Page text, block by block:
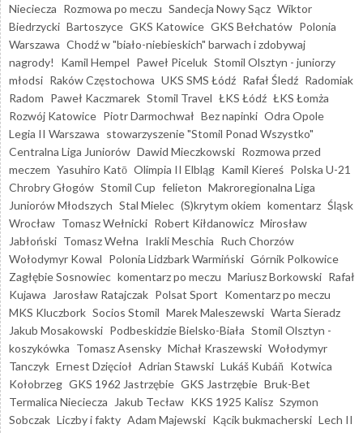
Nieciecza Rozmowa po meczu Sandecja Nowy Sącz Wiktor
Biedrzycki Bartoszyce GKS Katowice GKS Bełchatów Polonia
Warszawa Chodź w "biało-niebieskich" barwach i zdobywaj
nagrody!
Kamil Hempel Paweł Piceluk Stomil Olsztyn - juniorzy
młodsi Raków Częstochowa UKS SMS Łódź Rafał Śledź Radomiak
Radom Paweł Kaczmarek Stomil Travel ŁKS Łódź ŁKS Łomża
Rozwój Katowice Piotr Darmochwał Bez napinki Odra Opole
Legia II Warszawa stowarzyszenie "Stomil Ponad Wszystko"
Centralna Liga Juniorów Dawid Mieczkowski Rozmowa przed
meczem Yasuhiro Katō Olimpia II Elbląg Kamil Kiereś Polska U-21
Chrobry Głogów Stomil Cup felieton Makroregionalna Liga
Juniorów Młodszych Stal Mielec (S)krytym okiem komentarz Śląsk
Wrocław Tomasz Wełnicki Robert Kiłdanowicz Mirosław
Jabłoński Tomasz Wełna Irakli Meschia Ruch Chorzów
Wołodymyr Kowal Polonia Lidzbark Warmiński Górnik Polkowice
Zagłębie Sosnowiec komentarz po meczu Mariusz Borkowski Rafał
Kujawa
Jarosław Ratajczak Polsat Sport Komentarz po meczu
MKS Kluczbork Socios Stomil Marek Maleszewski Warta Sieradz
Jakub Mosakowski Podbeskidzie Bielsko-Biała Stomil Olsztyn -
koszykówka Tomasz Asensky Michał Kraszewski Wołodymyr
Tanczyk Ernest Dzięcioł Adrian Stawski Lukáš Kubáň Kotwica
Kołobrzeg GKS 1962 Jastrzębie GKS Jastrzębie Bruk-Bet
Termalica Nieciecza
Jakub Tecław KKS 1925 Kalisz Szymon
Sobczak Liczby i fakty Adam Majewski Kącik bukmacherski Lech II